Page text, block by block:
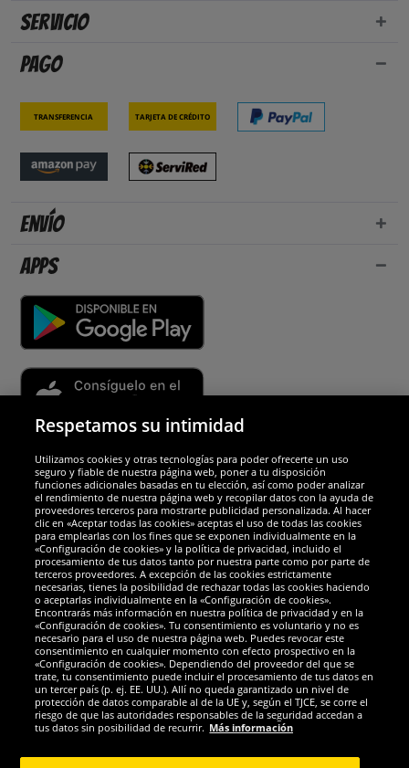
Servicio
Pago
Transferencia Tarjeta de crédito
Envío
Apps
Socios y seguridad
Galardones
Redes sociales
Respetamos su intimidad
Utilizamos cookies y otras tecnologías para poder ofrecerte un uso
seguro y fiable de nuestra página web, poner a tu disposición
funciones adicionales basadas en tu elección, así como poder analizar
el rendimiento de nuestra página web y recopilar datos con la ayuda de
proveedores terceros para mostrarte publicidad personalizada. Al hacer
clic en «Aceptar todas las cookies» aceptas el uso de todas las cookies
para emplearlas con los fines que se exponen individualmente en la
«Configuración de cookies» y la política de privacidad, incluido el
procesamiento de tus datos tanto por nuestra parte como por parte de
terceros proveedores. A excepción de las cookies estrictamente
necesarias, tienes la posibilidad de rechazar todas las cookies haciendo
o aceptarlas individualmente en la «Configuración de cookies».
Encontrarás más información en nuestra política de privacidad y en la
«Configuración de cookies». Tu consentimiento es voluntario y no es
necesario para el uso de nuestra página web. Puedes revocar este
consentimiento en cualquier momento con efecto prospectivo en la
«Configuración de cookies». Dependiendo del proveedor del que se
trate, tu consentimiento puede incluir el procesamiento de tus datos en
un tercer país (p. ej. EE. UU.). Allí no queda garantizado un nivel de
protección de datos comparable al de la UE y, según el TJCE, se corre el
riesgo de que las autoridades responsables de la seguridad accedan a
tus datos sin posibilidad de recurrir. Más información